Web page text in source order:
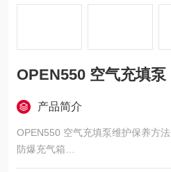
OPEN550 空气充填泵
产品简介
OPEN550 空气充填泵维护保养方法
防爆充气箱